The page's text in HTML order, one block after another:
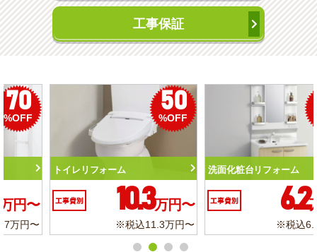
工事保証
%OFF
トイレリフォーム
工事費別 10.3 万円〜
※税込11.3万円〜
56
%OFF
洗面化粧台リフォーム
工事費別 6.2 万円〜
※税込6.8万円〜